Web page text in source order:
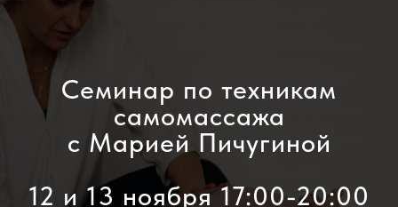
Семинар по техникам
самомассажа
с Марией Пичугиной
12 и 13 ноября 17:00-20:00